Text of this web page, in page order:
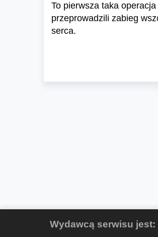
To pierwsza taka
przeprowadzili zabieg
serca.
Wydawcą serwisu jest: